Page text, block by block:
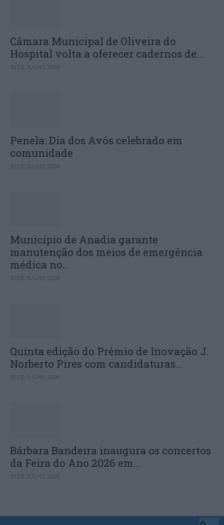
Câmara Municipal de Oliveira do
Hospital volta a oferecer cadernos de...
30 DE JULHO, 2026
Penela: Dia dos Avós celebrado em
comunidade
30 DE JULHO, 2026
Município de Anadia garante
manutenção dos meios de emergência
médica no...
30 DE JULHO, 2026
Quinta edição do Prémio de Inovação J.
Norberto Pires com candidaturas...
30 DE JULHO, 2026
Bárbara Bandeira inaugura os concertos
da Feira do Ano 2026 em...
30 DE JULHO, 2026